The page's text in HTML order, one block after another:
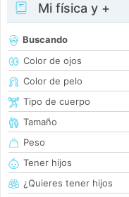
Mi física y +
Buscando
Color de ojos
Color de pelo
Tipo de cuerpo
Tamaño
Peso
Tener hijos
¿Quieres tener hijos